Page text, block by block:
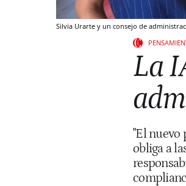
Silvia Urarte y un consejo de
La
"El nuevo
obliga a